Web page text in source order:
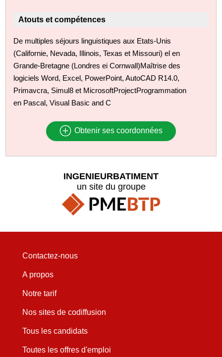
Atouts et compétences
De multiples séjours linguistiques aux Etats-Unis
(Californie, Nevada, Illinois, Texas et Missouri) el en
Grande-Bretagne (Londres ei Cornwall)Maîtrise des
logiciels Word, Excel, PowerPoint, AutoCAD R14.0,
Primavcra, Simul8 et MicrosoftProjectProgrammation
en Pascal, Visual Basic and C
Obtenir ses coordonnées
INGENIEURBATIMENT
un site du groupe
Contactez-nous
A propos
Notre tarif
Nos sites de codiffusion
Tous les candidats
Toutes les offres d'emploi